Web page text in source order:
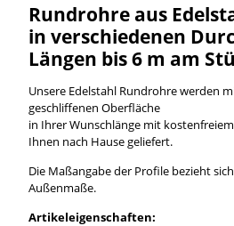
Rundrohre aus
in verschiedenen
Längen bis 6 m am
Unsere Edelstahl Rundrohre werden
geschliffenen Oberfläche
in Ihrer Wunschlänge mit
Ihnen nach Hause geliefert.
Die Maßangabe der Profile bezieht
Außenmaße.
Artikeleigenschaften: